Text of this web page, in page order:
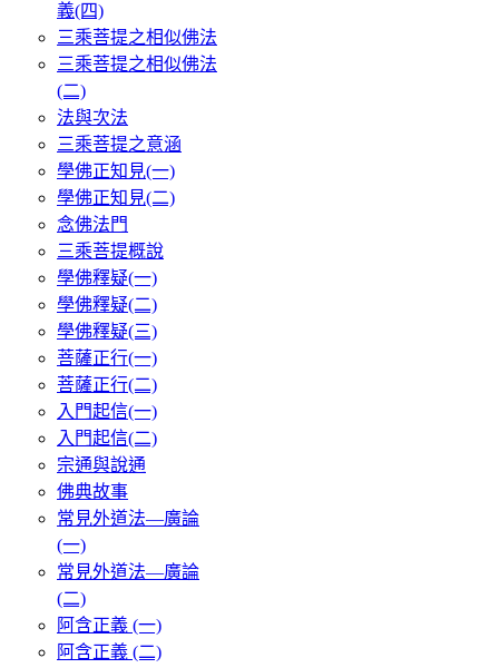
義(四)
三乘菩提之相似佛法
三乘菩提之相似佛法
(二)
法與次法
三乘菩提之意涵
學佛正知見(一)
學佛正知見(二)
念佛法門
三乘菩提概說
學佛釋疑(一)
學佛釋疑(二)
學佛釋疑(三)
菩薩正行(一)
菩薩正行(二)
入門起信(一)
入門起信(二)
宗通與說通
佛典故事
常見外道法—廣論
(一)
常見外道法—廣論
(二)
阿含正義 (一)
阿含正義 (二)